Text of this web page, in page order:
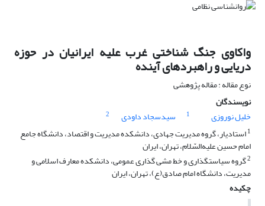
واکاوی جنگ‌ شناختی غرب علیه ایرانیان در حوزه
دریایی و راهبردهای آینده
نوع مقاله : مقاله پژوهشی
نویسندگان
خلیل نوروزی
1 سیدسجاد داودی
2
1استادیار، گروه مدیریت جهادی، دانشکده مدیریت و اقتصاد، دانشگاه جامع
امام حسین علیه‌السّلام، تهران، ایران
2گروه سیاستگذاری و خط مشی گذاری عمومی، دانشکده معارف اسلامی و
مدیریت، دانشگاه امام صادق(ع)، تهران، ایران
چکیده